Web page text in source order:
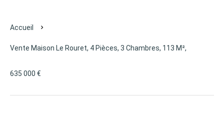
Accueil
Vente Maison Le Rouret, 4 Pièces, 3 Chambres, 113 M²,
635 000 €